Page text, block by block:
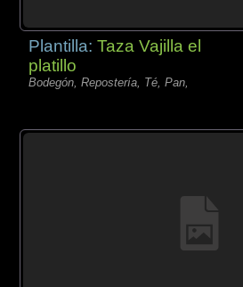
Plantilla:Taza Vajilla el
platillo
Bodegón, Repostería, Té, Pan,